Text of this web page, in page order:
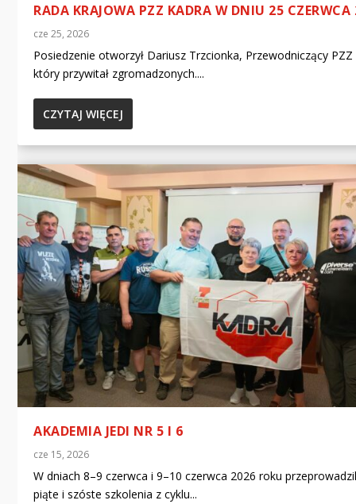
RADA KRAJOWA PZZ KADRA W DNIU 25 CZERWCA
cze 25, 2026
Posiedzenie otworzył Dariusz Trzcionka, Przewodniczący PZZ
który przywitał zgromadzonych....
CZYTAJ WIĘCEJ
AKADEMIA JEDI NR 5 I 6
cze 15, 2026
W dniach 8–9 czerwca i 9–10 czerwca 2026 roku
piąte i szóste szkolenia z cyklu...